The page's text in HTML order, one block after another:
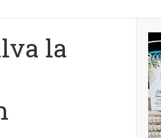
la